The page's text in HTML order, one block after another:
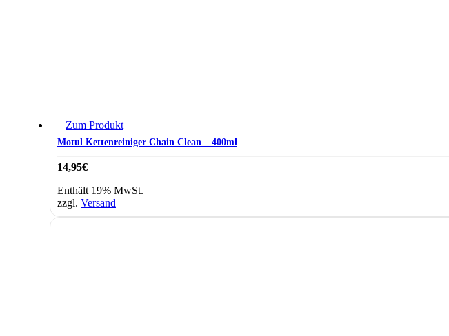
Zum Produkt
Motul Kettenreiniger Chain Clean – 400ml
14,95€
Enthält 19% MwSt.
zzgl. Versand